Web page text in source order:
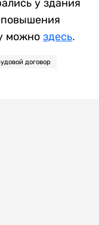
у здания
повышения
можно здесь.
договор